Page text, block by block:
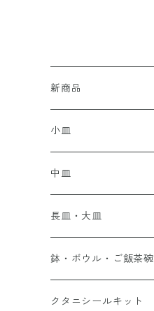
新商品
小皿
中皿
長皿・大皿
鉢・ボウル・ご飯茶碗
クタニシールキット